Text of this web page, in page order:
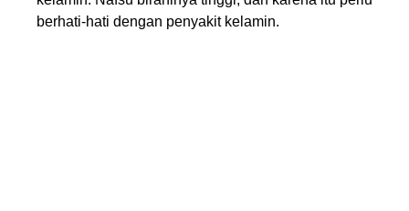
berhati-hati dengan penyakit kelamin.